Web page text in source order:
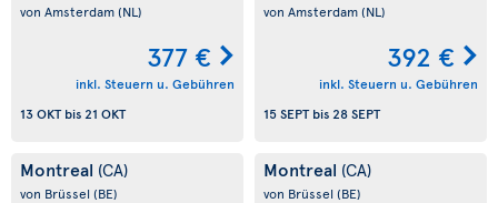
von Amsterdam(NL)
377 €
inkl. Steuern u. Gebühren
13 OKTbis21 OKT
von Amsterdam(NL)
392 €
inkl. Steuern u. Gebühren
15 SEPTbis28 SEPT
Montreal (CA)
von Brüssel (BE)
Montreal (CA)
von Brüssel (BE)